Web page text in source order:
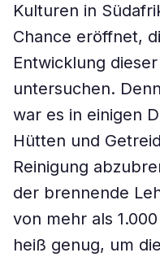
Kulturen in
Chance eröffnet,
Entwicklung
untersuchen.
war es in einigen
Hütten und
Reinigung
der brennende
von mehr als
heiß genug, um